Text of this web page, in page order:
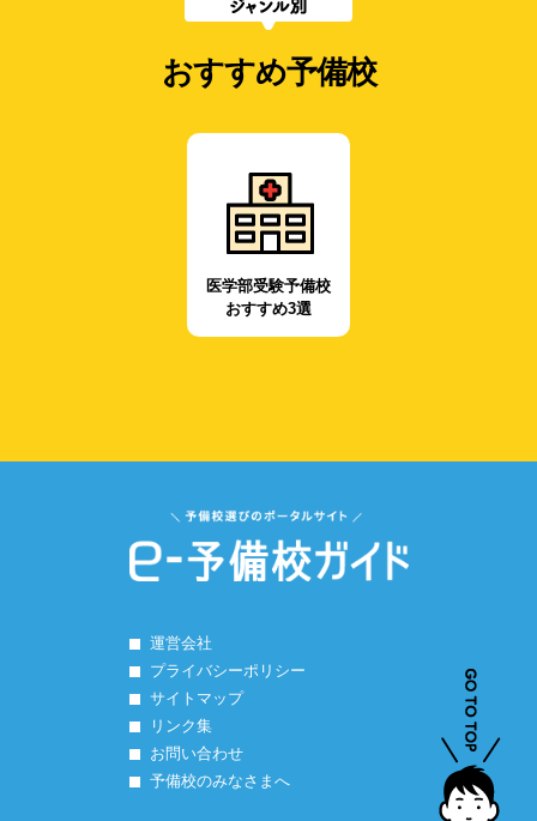
おすすめ予備校
医学部受験予備校
おすすめ3選
運営会社
プライバシーポリシー
サイトマップ
リンク集
お問い合わせ
予備校のみなさまへ